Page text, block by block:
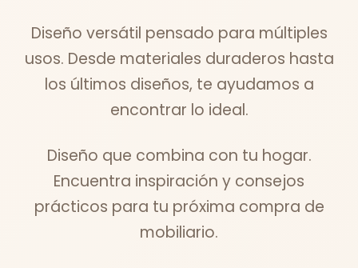
Diseño versátil pensado para múltiples
usos. Desde materiales duraderos hasta
los últimos diseños, te ayudamos a
encontrar lo ideal.
Diseño que combina con tu hogar.
Encuentra inspiración y consejos
prácticos para tu próxima compra de
mobiliario.